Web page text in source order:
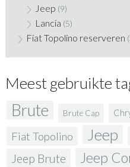
Jeep (9)
Lancia (5)
Fiat Topolino reserveren
Meest gebruikte
Brute Brute Cap
Fiat Topolino Jeep
Jeep Brute Jeep